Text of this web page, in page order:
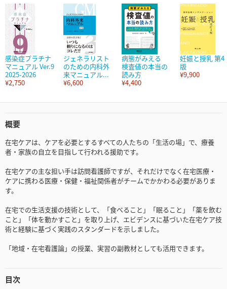
感染症プラチナ
マニュアル Ver.9
2025-2026
¥2,750
ジェネラリスト
のための内科外
来マニュアル...
¥6,600
病態がみえる
検査値の本当の
読み方
¥4,400
妊娠と授乳 第4
版
¥9,900
概要
在宅ケアは、ケアを必要とするすべての人たちの「生活の場」で、療養
者・家族の自立を目指して行われる援助です。
在宅ケアの主な担い手は訪問看護師ですが、それだけでなく在宅医療・
ケアに携わる医療・保健・福祉関係者がチームでかかわる必要がありま
す。
在宅での生活支援の技術として、「食べること」「眠ること」「薬を飲む
こと」「体を動かすこと」を取り上げ、エビデンスに基づいた在宅ケア技
術と経験に基づく実践のスタンダードを示しました。
「地域・在宅看護論」の授業、実習の副教材としても活用できます。
目次